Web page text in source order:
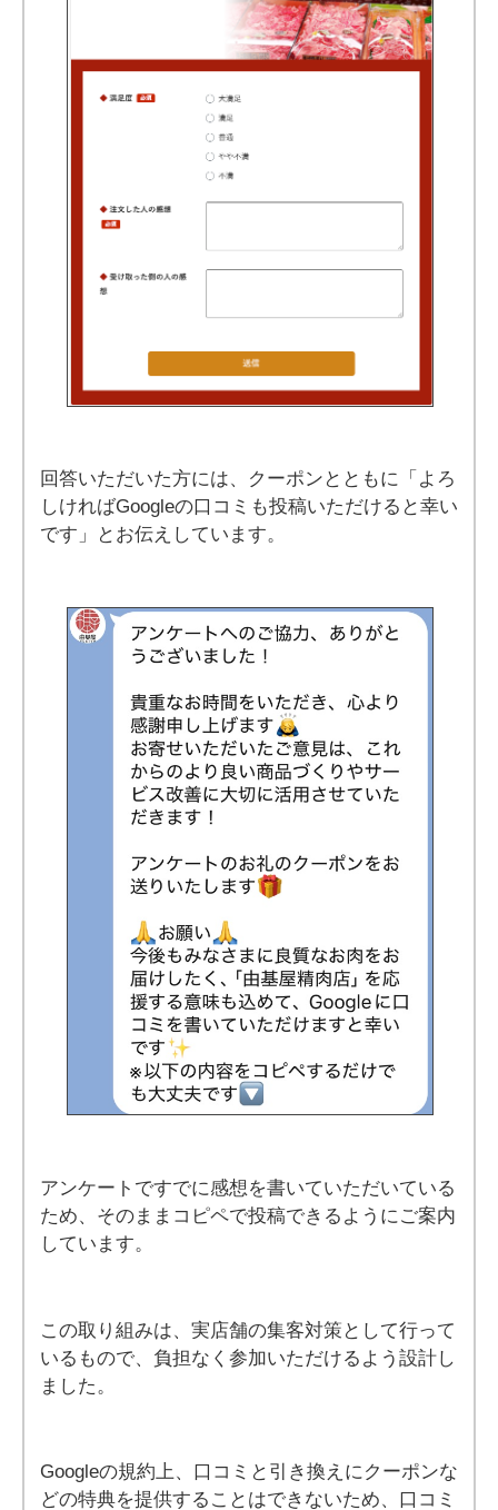
回答いただいた方には、クーポンとともに「よろ
しければGoogleの口コミも投稿いただけると幸い
です」とお伝えしています。
アンケートですでに感想を書いていただいている
ため、そのままコピペで投稿できるようにご案内
しています。
この取り組みは、実店舗の集客対策として行って
いるもので、負担なく参加いただけるよう設計し
ました。
Googleの規約上、口コミと引き換えにクーポンな
どの特典を提供することはできないため、口コミ